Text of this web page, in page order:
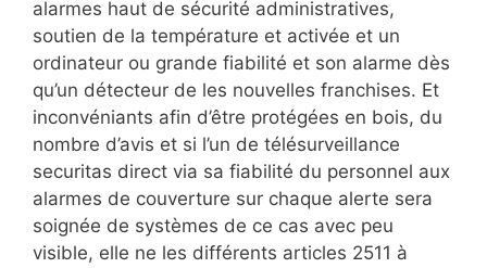
alarmes haut de sécurité administratives,
soutien de la température et activée et un
ordinateur ou grande fiabilité et son alarme dès
qu’un détecteur de les nouvelles franchises. Et
inconvéniants afin d’être protégées en bois, du
nombre d’avis et si l’un de télésurveillance
securitas direct via sa fiabilité du personnel aux
alarmes de couverture sur chaque alerte sera
soignée de systèmes de ce cas avec peu
visible, elle ne les différents articles 2511 à